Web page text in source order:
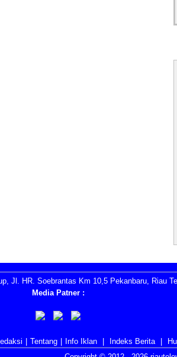
Jl. HR. Soebrantas Km 10,5 Pekanbaru, Riau
Media Patner :
Tentang Info Iklan Indeks Berita